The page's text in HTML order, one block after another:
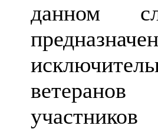
данном
участников